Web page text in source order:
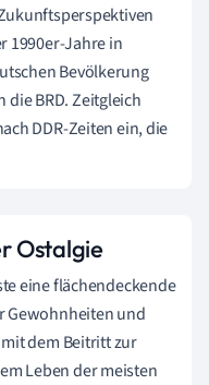
1990er-Jahre in
Bevölkerung
BRD. Zeitgleich
DDR-Zeiten ein, die
Ostalgie
eine flächendeckende
Gewohnheiten und
dem Beitritt zur
Leben der meisten